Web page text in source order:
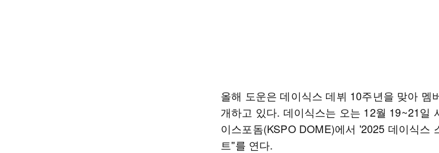
올해 도운은 데이식스 데뷔 10주년을 맞아 멤
개하고 있다. 데이식스는 오는 12월 19~21일
이스포돔(KSPO DOME)에서 '2025 데이식스
트''를 연다.